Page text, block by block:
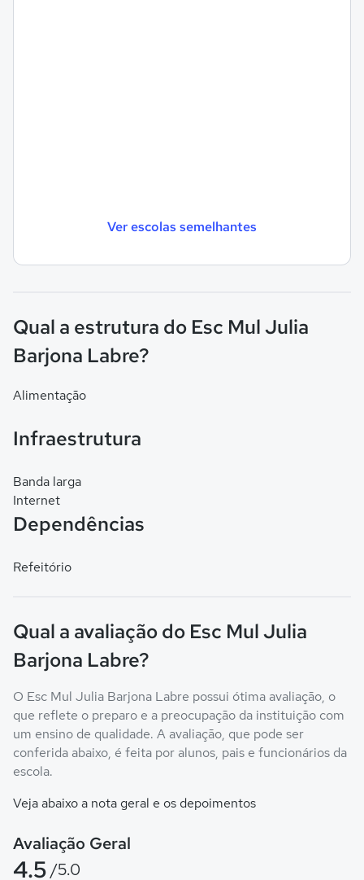
Ver escolas semelhantes
Qual a estrutura do Esc Mul Julia
Barjona Labre?
Alimentação
Infraestrutura
Banda larga
Internet
Dependências
Refeitório
Qual a avaliação do Esc Mul Julia
Barjona Labre?
O Esc Mul Julia Barjona Labre possui ótima avaliação, o
que reflete o preparo e a preocupação da instituição com
um ensino de qualidade. A avaliação, que pode ser
conferida abaixo, é feita por alunos, pais e funcionários da
escola.
Veja abaixo a nota geral e os depoimentos
Avaliação Geral
4.5 /5.0